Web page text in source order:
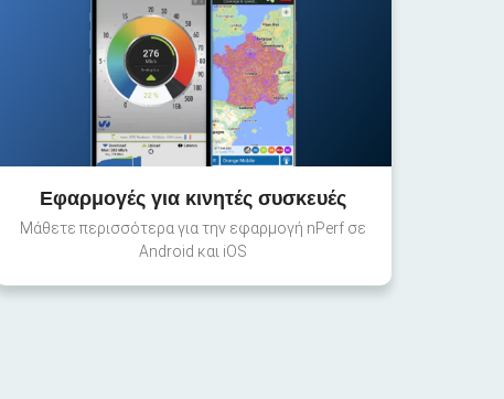
Εφαρμογές για κινητές συσκευές
Μάθετε περισσότερα για την εφαρμογή nPerf σε
Android και iOS